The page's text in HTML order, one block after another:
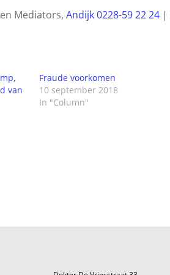
Mediators, Andijk 0228-59 22 24|
van
Fraude voorkomen
10 september 2018
In "Column"